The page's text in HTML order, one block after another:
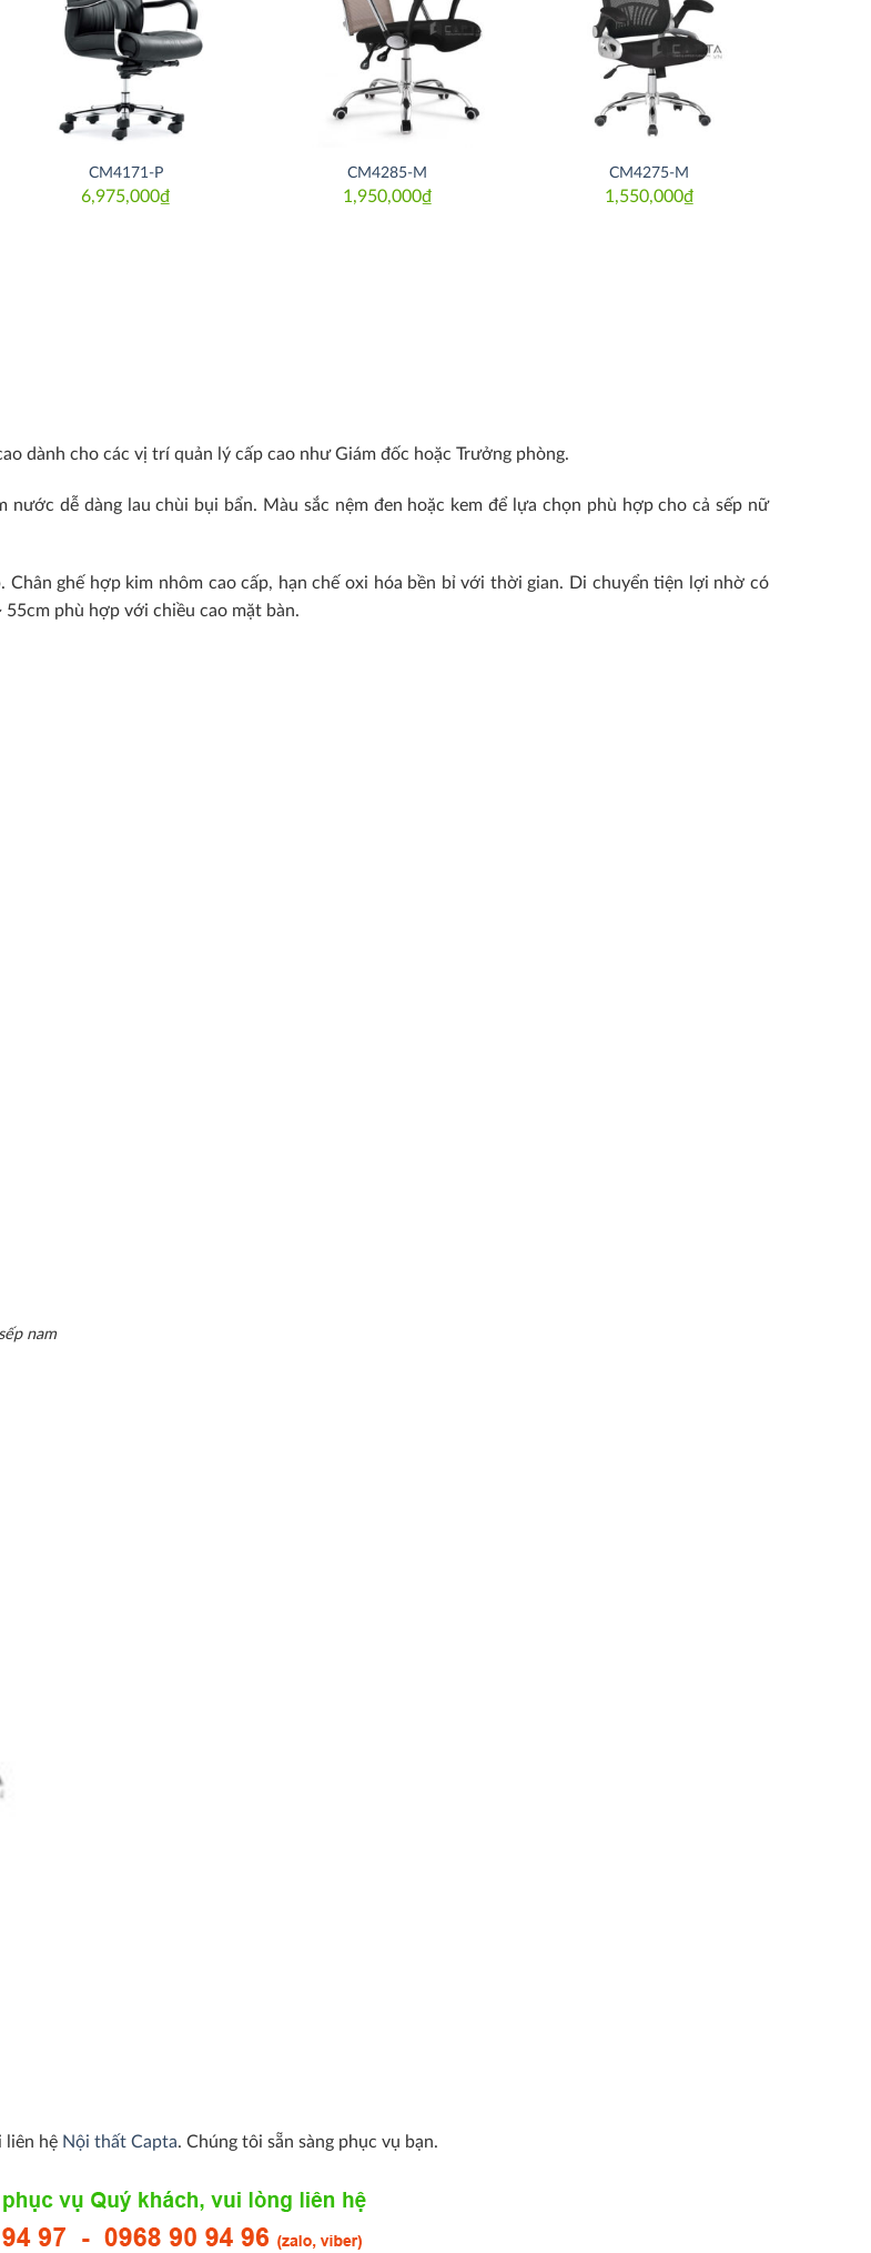
CM4171-P
6,975,000₫
CM4285-M
1,950,000₫
CM4275-M
1,550,000₫
dành cho các vị trí quản lý cấp cao như Giám đốc hoặc Trưởng phòng.
nước dễ dàng lau chùi bụi bẩn. Màu sắc nệm đen hoặc kem để lựa chọn phù hợp cho cả sếp nữ
ghế hợp kim nhôm cao cấp, hạn chế oxi hóa bền bỉ với thời gian. Di chuyển tiện lợi nhờ có
phù hợp với chiều cao mặt bàn.
nam
liên hệ Nội thất Capta. Chúng tôi sẵn sàng phục vụ bạn.